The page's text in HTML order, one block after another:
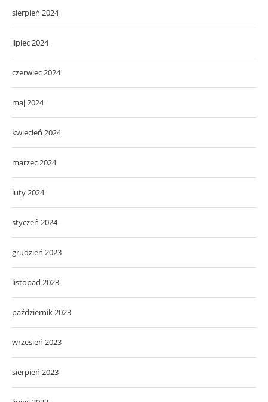
sierpień 2024
lipiec 2024
czerwiec 2024
maj 2024
kwiecień 2024
marzec 2024
luty 2024
styczeń 2024
grudzień 2023
listopad 2023
październik 2023
wrzesień 2023
sierpień 2023